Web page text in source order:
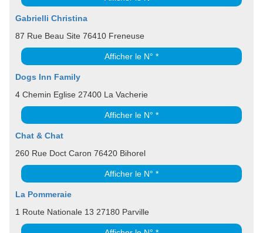
Gabrielli Christina
87 Rue Beau Site 76410 Freneuse
Afficher le N° *
Dogs Inn Family
4 Chemin Eglise 27400 La Vacherie
Afficher le N° *
Chat & Chat
260 Rue Doct Caron 76420 Bihorel
Afficher le N° *
La Pommeraie
1 Route Nationale 13 27180 Parville